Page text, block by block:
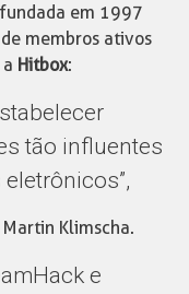
em 1997
membros ativos
Hitbox:
tão influentes
Klimscha.
e